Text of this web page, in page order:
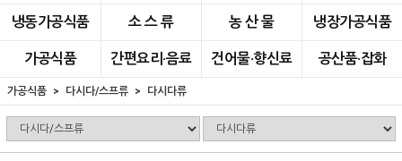
냉동가공식품 소 스 류 농 산 물 냉장가공식품
가공식품 간편요리·음료 건어물·향신료 공산품·잡화
가공식품 다시다/스프류 다시다류